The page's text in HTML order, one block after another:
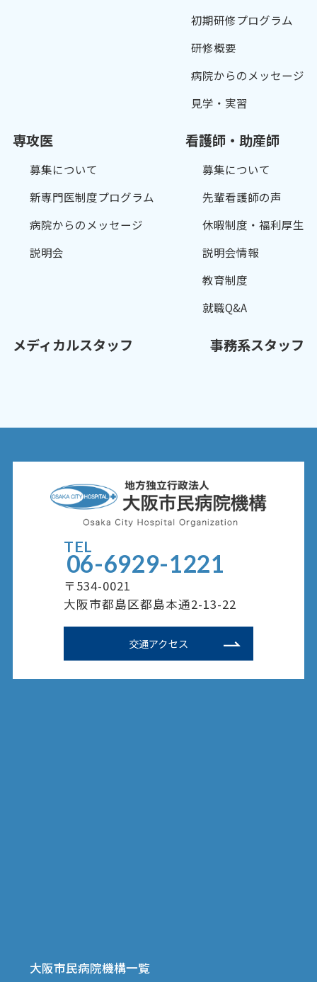
初期研修プログラム
研修概要
病院からのメッセージ
見学・実習
専攻医
募集について
新専門医制度プログラム
病院からのメッセージ
説明会
看護師・助産師
募集について
先輩看護師の声
休暇制度・福利厚生
説明会情報
教育制度
就職Q&A
メディカルスタッフ 事務系スタッフ
TEL
06-6929-1221
〒534-0021
大阪市都島区都島本通2-13-22
交通アクセス
大阪市民病院機構一覧